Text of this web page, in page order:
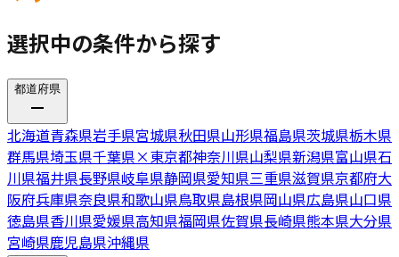
選択中の条件から探す
都道府県
北海道青森県岩手県宮城県秋田県山形県福島県茨城県栃木県
群馬県埼玉県千葉県×東京都神奈川県山梨県新潟県富山県石
川県福井県長野県岐阜県静岡県愛知県三重県滋賀県京都府大
阪府兵庫県奈良県和歌山県鳥取県島根県岡山県広島県山口県
徳島県香川県愛媛県高知県福岡県佐賀県長崎県熊本県大分県
宮崎県鹿児島県沖縄県